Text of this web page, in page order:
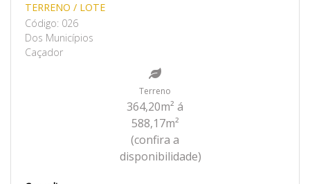
TERRENO / LOTE
Código: 026
Dos Municípios
Caçador
Terreno
364,20m² á
588,17m²
(confira a
disponibilidade)